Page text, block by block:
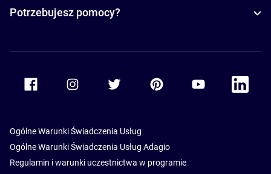
Potrzebujesz pomocy?
Accor Facebook Accor TwitterAccor PinterestAccor Youtube
Accor
Ogólne Warunki Świadczenia Usług
Ogólne Warunki Świadczenia Usług Adagio
Regulamin i warunki uczestnictwa w programie